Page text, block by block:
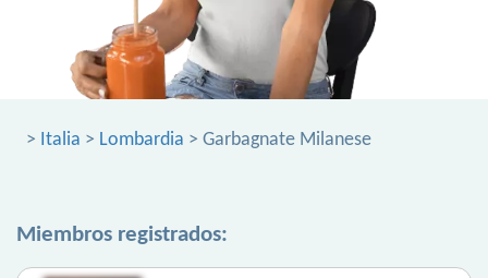
> Italia > Lombardia > Garbagnate Milanese
Miembros registrados: